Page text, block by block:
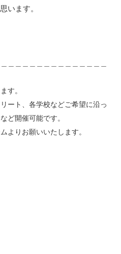
います。
す。
ート、各学校などご希望に沿っ
ど開催可能です。
よりお願いいたします。